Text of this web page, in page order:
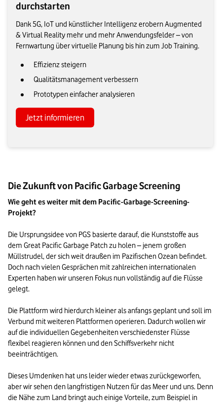
durchstarten
Dank 5G, IoT und künstlicher Intelligenz erobern Augmented
& Virtual Reality mehr und mehr Anwendungsfelder – von
Fernwartung über virtuelle Planung bis hin zum Job Training.
Effizienz steigern
Qualitätsmanagement verbessern
Prototypen einfacher analysieren
Jetzt informieren
Die Zukunft von Pacific Garbage Screening
Wie geht es weiter mit dem Pacific-Garbage-Screening-
Projekt?
Die Ursprungsidee von PGS basierte darauf, die Kunststoffe aus
dem Great Pacific Garbage Patch zu holen – jenem großen
Müllstrudel, der sich weit draußen im Pazifischen Ozean befindet.
Doch nach vielen Gesprächen mit zahlreichen internationalen
Experten haben wir unseren Fokus nun vollständig auf die Flüsse
gelegt.
Die Plattform wird hierdurch kleiner als anfangs geplant und soll im
Verbund mit weiteren Plattformen operieren. Dadurch wollen wir
auf die individuellen Gegebenheiten verschiedenster Flüsse
flexibel reagieren können und den Schiffsverkehr nicht
beeinträchtigen.
Dieses Umdenken hat uns leider wieder etwas zurückgeworfen,
aber wir sehen den langfristigen Nutzen für das Meer und uns. Denn
die Nähe zum Land bringt auch einige Vorteile, zum Beispiel in